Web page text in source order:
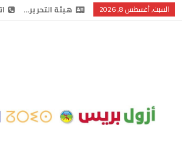
السبت, أغسطس 8, 2026 هيئة التحرير…